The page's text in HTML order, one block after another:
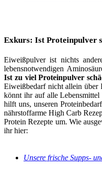
Exkurs: Ist Proteinpulver
Eiweißpulver ist nichts
lebensnotwendigen
Ist zu viel Proteinpulver
Eiweißbedarf nicht allein über
könnt ihr auf alle
hilft uns, unseren
nährstoffarme High Carb
Protein Rezepte um. Wie
ihr hier:
Unsere frische Supps-